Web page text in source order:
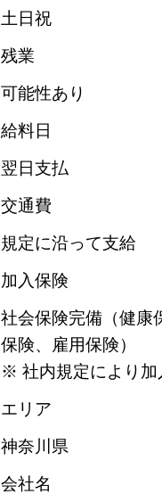
土日祝
残業
可能性あり
給料日
翌日支払
交通費
規定に沿って支給
加入保険
社会保険完備（健康
保険、雇用保険）
※ 社内規定により加
エリア
神奈川県
会社名